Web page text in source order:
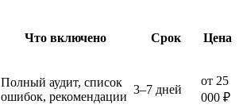
Что включено Срок Цена
Полный аудит, список
ошибок, рекомендации
3–7 дней
от 25
000 ₽